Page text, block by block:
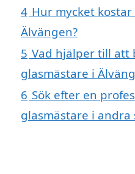
4 Hur mycket
Älvängen?
5 Vad hjälper till att
glasmästare i
6 Sök efter en
glasmästare i